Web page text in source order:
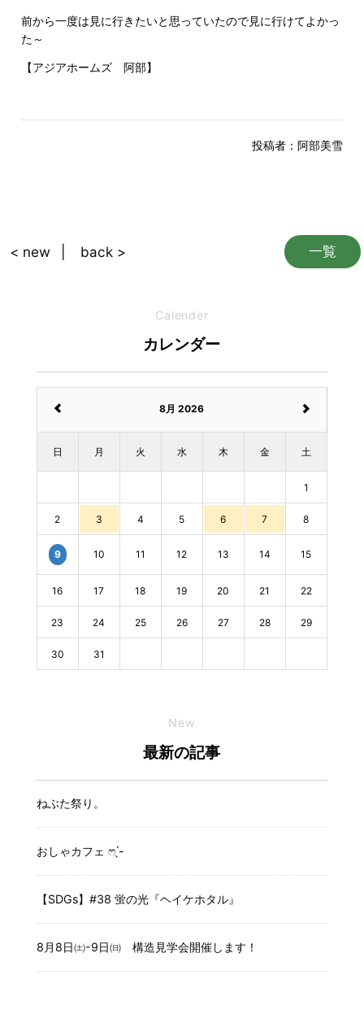
前から一度は見に行きたいと思っていたので見に行けてよかっ
た～
【アジアホームズ 阿部】
投稿者： 阿部美雪
一覧
< new back >
Calender
カレンダー
8月 2026
日 月 火 水 木 金 土
1
2 3 4 5 6 7 8
9 10 11 12 13 14 15
16 17 18 19 20 21 22
23 24 25 26 27 28 29
30 31
New
最新の記事
ねぶた祭り。
おしゃカフェ ෆ ̖́-
【SDGs】#38 蛍の光『ヘイケホタル』
8月8日㈯-9日㈰ 構造見学会開催します！